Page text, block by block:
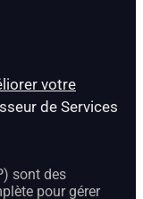
votre
de Services
sont des
pour gérer